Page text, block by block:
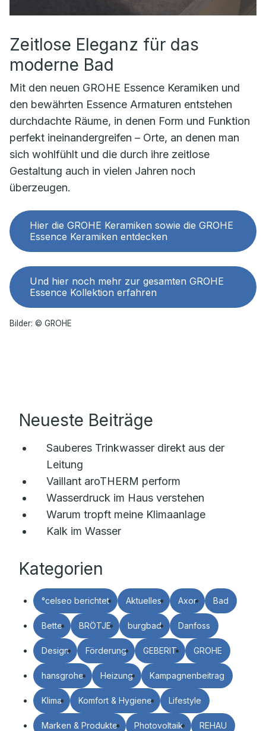
Zeitlose Eleganz für das
moderne Bad
Mit den neuen GROHE Essence Keramiken und
den bewährten Essence Armaturen entstehen
durchdachte Räume, in denen Form und Funktion
perfekt ineinandergreifen – Orte, an denen man
sich wohlfühlt und die durch ihre zeitlose
Gestaltung auch in vielen Jahren noch
überzeugen.
Hier die GROHE Keramiken sowie die GROHE
Essence Keramiken entdecken
Und hier noch mehr zur gesamten GROHE
Essence Kollektion erfahren
Bilder: © GROHE
Neueste Beiträge
Sauberes Trinkwasser direkt aus der
Leitung
Vaillant aroTHERM perform
Wasserdruck im Haus verstehen
Warum tropft meine Klimaanlage
Kalk im Wasser
Kategorien
°celseo berichtet Aktuelles Axor Bad
Bette BRÖTJE burgbad Danfoss
Design Förderung GEBERIT GROHE
hansgrohe Heizung Kampagnenbeitrag
Klima Komfort & Hygiene Lifestyle
Marken & Produkte Photovoltaik REHAU